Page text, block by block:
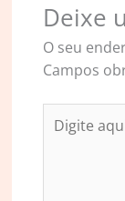
Deixe
O seu
Campos
aqui...